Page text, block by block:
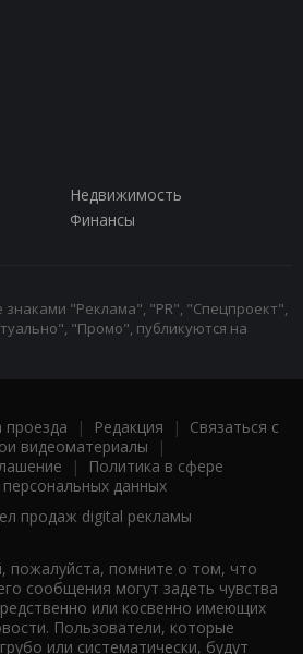
Недвижимость
Финансы
"Реклама", "PR", "Спецпроект",
"Промо", публикуются на
проезда | Редакция | Связаться с
видеоматериалы |
|
Политика в сфере
данных
продаж digital рекламы
пожалуйста, помните о том, что
сообщения могут задеть чувства
или косвенно имеющих
Пользователи, которые
или систематически, будут